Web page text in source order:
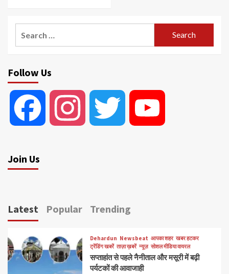
Follow Us
Facebook Instagram Twitter
Join Us
Latest Popular Trending
Dehardun Newsbeat आपका शहर खबर हटकर
ट्रेंडिंग खबरें ताज़ा ख़बरें न्यूज़ सोशल मीडिया वायरल
सप्ताहांत से पहले नैनीताल और मसूरी में बढ़ी
पर्यटकों की आवाजाही